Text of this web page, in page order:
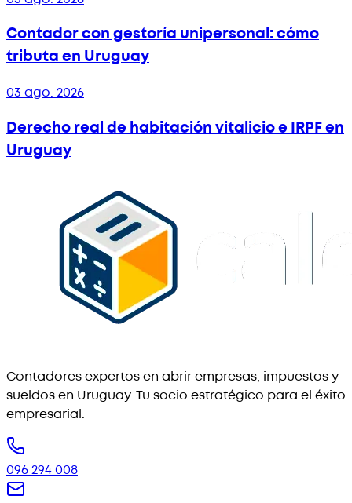
Contador con gestoría unipersonal: cómo
tributa en Uruguay
03 ago. 2026
Derecho real de habitación vitalicio e IRPF en
Uruguay
Contadores expertos en abrir empresas, impuestos y
sueldos en Uruguay. Tu socio estratégico para el éxito
empresarial.
096 294 008